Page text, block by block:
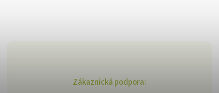
Zákaznická podpora: